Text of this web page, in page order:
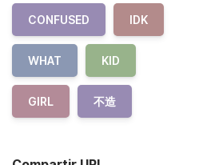
CONFUSED IDK
WHAT KID
GIRL 不造